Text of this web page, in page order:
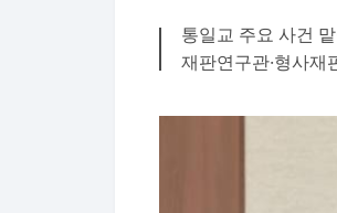
통일교 주요 사건
재판연구관·형사